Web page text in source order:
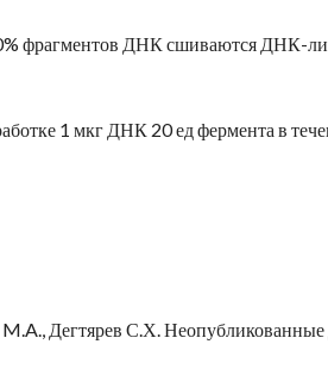
фрагментов ДНК сшиваются ДНК-
1 мкг ДНК 20 ед фермента в
Дегтярев С.Х.